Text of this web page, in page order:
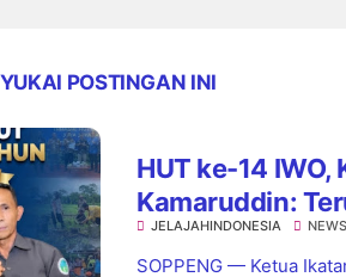
POSTINGAN INI
HUT ke-14 IWO,
Kamaruddin:
Baik Organisasi
JELAJAHINDONESIA NEWS
SOPPENG — Ketua